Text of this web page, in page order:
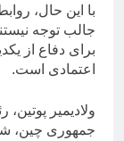
با این حال،
جالب توجه
برای دفاع از
اعتمادی است.
ولادیمیر
جمهوری چین،